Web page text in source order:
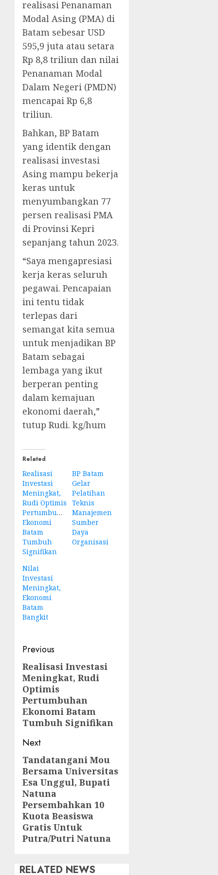
realisasi Penanaman
Modal Asing (PMA) di
Batam sebesar USD
595,9 juta atau setara
Rp 8,8 triliun dan nilai
Penanaman Modal
Dalam Negeri (PMDN)
mencapai Rp 6,8
triliun.
Bahkan, BP Batam
yang identik dengan
realisasi investasi
Asing mampu bekerja
keras untuk
menyumbangkan 77
persen realisasi PMA
di Provinsi Kepri
sepanjang tahun 2023.
“Saya mengapresiasi
kerja keras seluruh
pegawai. Pencapaian
ini tentu tidak
terlepas dari
semangat kita semua
untuk menjadikan BP
Batam sebagai
lembaga yang ikut
berperan penting
dalam kemajuan
ekonomi daerah,”
tutup Rudi. kg/hum
Related
Realisasi
Investasi
Meningkat,
Rudi Optimis
Pertumbuhan
Ekonomi
Batam
Tumbuh
Signifikan
BP Batam
Gelar
Pelatihan
Teknis
Manajemen
Sumber
Daya
Organisasi
Nilai
Investasi
Meningkat,
Ekonomi
Batam
Bangkit
Post
navigation
Previous
Previous
post:
Realisasi Investasi
Meningkat, Rudi
Optimis
Pertumbuhan
Ekonomi Batam
Tumbuh Signifikan
Next
Next
post:
Tandatangani Mou
Bersama Universitas
Esa Unggul, Bupati
Natuna
Persembahkan 10
Kuota Beasiswa
Gratis Untuk
Putra/Putri Natuna
RELATED NEWS